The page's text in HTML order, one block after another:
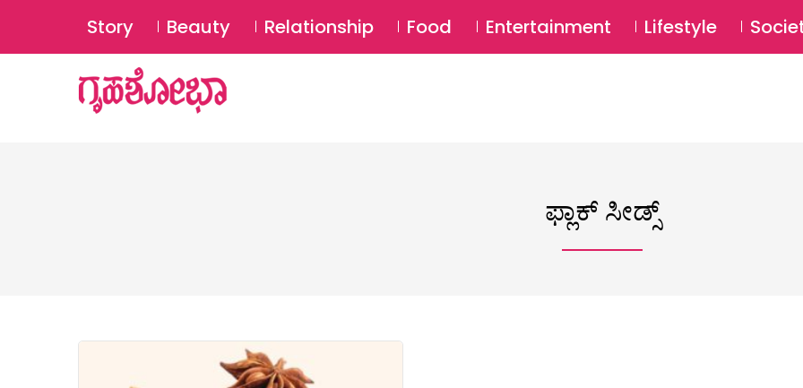
Story Beauty Relationship Food Entertainment Lifestyle
ಫ್ಲಾಕ್ ಸೀಡ್ಸ್